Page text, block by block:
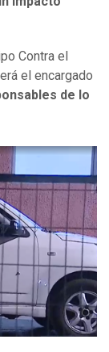
Contra el
el encargado
de lo